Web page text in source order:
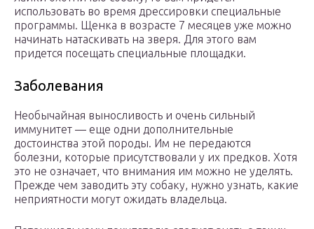
использовать во время дрессировки специальные
программы. Щенка в возрасте 7 месяцев уже можно
начинать натаскивать на зверя. Для этого вам
придется посещать специальные площадки.
Заболевания
Необычайная выносливость и очень сильный
иммунитет — еще одни дополнительные
достоинства этой породы. Им не передаются
болезни, которые присутствовали у их предков. Хотя
это не означает, что внимания им можно не уделять.
Прежде чем заводить эту собаку, нужно узнать, какие
неприятности могут ожидать владельца.